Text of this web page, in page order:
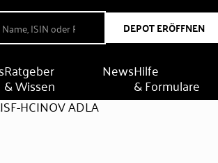
DEPOT ERÖFFNEN
Ratgeber
& Wissen
NewsHilfe
& Formulare
HCINOV ADLA